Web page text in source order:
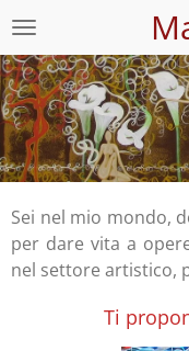
Vai
contenuto
principale
Sei nel mio mondo,
per dare vita a
nel settore artistico,
Ti